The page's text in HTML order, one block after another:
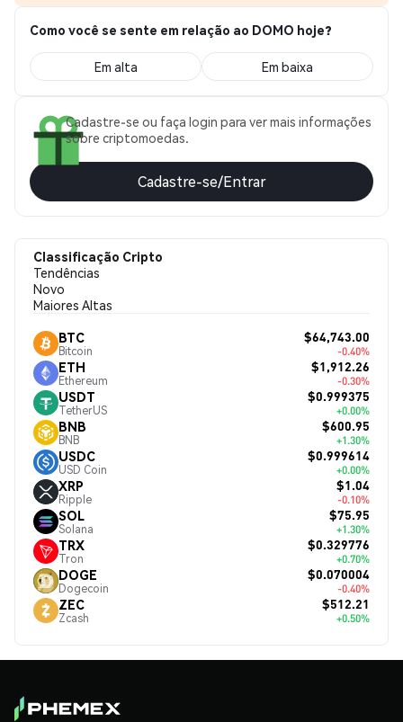
Como você se sente em relação ao DOMO hoje?
Em alta Em baixa
Cadastre-se ou faça login para ver mais informações
sobre criptomoedas.
Cadastre-se/Entrar
Classificação Cripto
Tendências
Novo
Maiores Altas
BTC
Bitcoin
$64,743.00
-0.40%
ETH
Ethereum
$1,912.26
-0.30%
USDT
TetherUS
$0.999375
+0.00%
BNB
BNB
$600.95
+1.30%
USDC
USD Coin
$0.999614
+0.00%
XRP
Ripple
$1.04
-0.10%
SOL
Solana
$75.95
+1.30%
TRX
Tron
$0.329776
+0.70%
DOGE
Dogecoin
$0.070004
-0.40%
ZEC
Zcash
$512.21
+0.50%